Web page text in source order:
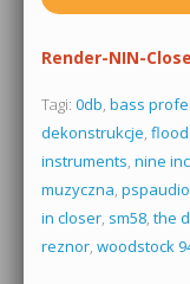
Render-NIN-
Tagi: 0db, bass
dekonstrukcje,
instruments, nine
muzyczna,
in closer, sm58, the
reznor, woodstock